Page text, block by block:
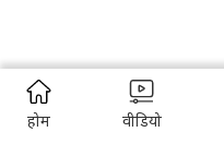
होम वीडियो